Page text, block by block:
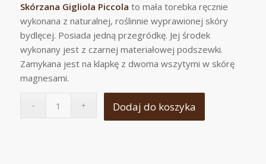
Skórzana Gigliola Piccola to mała torebka ręcznie
wykonana z naturalnej, roślinnie wyprawionej skóry
bydlęcej. Posiada jedną przegródkę. Jej środek
wykonany jest z czarnej materiałowej podszewki.
Zamykana jest na klapkę z dwoma wszytymi w skórę
magnesami.
Dodaj do koszyka